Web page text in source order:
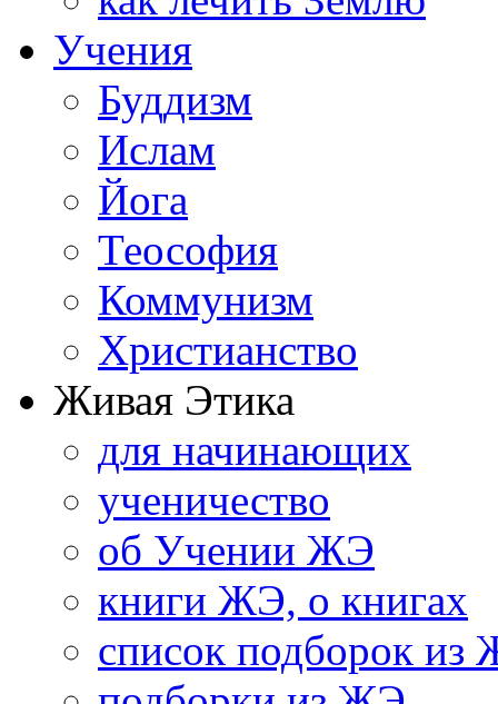
Учения
Буддизм
Ислам
Йога
Теософия
Коммунизм
Христианство
Живая Этика
для начинающих
ученичество
об Учении ЖЭ
книги ЖЭ, о книгах
список подборок из